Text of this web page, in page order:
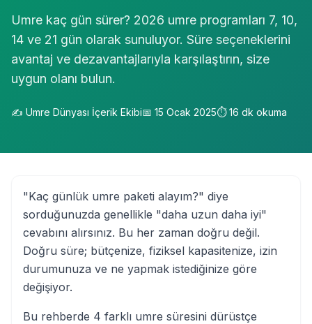
Umre kaç gün sürer? 2026 umre programları 7, 10,
14 ve 21 gün olarak sunuluyor. Süre seçeneklerini
avantaj ve dezavantajlarıyla karşılaştırın, size
uygun olanı bulun.
✍️ Umre Dünyası İçerik Ekibi📅 15 Ocak 2025⏱️16 dk okuma
"Kaç günlük umre paketi alayım?" diye
sorduğunuzda genellikle "daha uzun daha iyi"
cevabını alırsınız. Bu her zaman doğru değil.
Doğru süre; bütçenize, fiziksel kapasitenize, izin
durumunuza ve ne yapmak istediğinize göre
değişiyor.
Bu rehberde 4 farklı umre süresini dürüstçe